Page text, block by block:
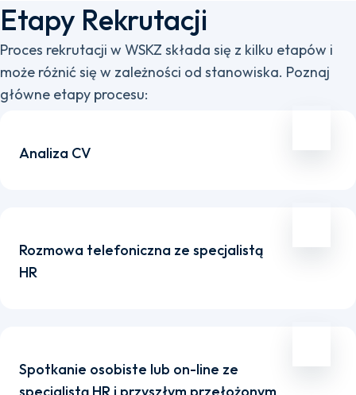
Etapy Rekrutacji
Proces rekrutacji w WSKZ składa się z kilku etapów i
może różnić się w zależności od stanowiska. Poznaj
główne etapy procesu:
Analiza CV
Rozmowa telefoniczna ze specjalistą
HR
Spotkanie osobiste lub on-line ze
specjalistą HR i przyszłym przełożonym